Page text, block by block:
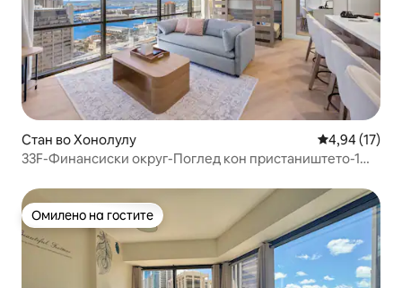
Стан во Хонолулу Просечна
4,94 (17)
33F-Финансиски округ-Поглед кон пристаништето-1
Омилено на гостите
Омилено на гостите